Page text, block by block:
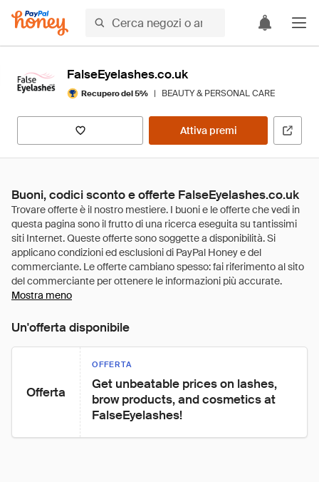
FalseEyelashes.co.uk
Recupero del 5% | BEAUTY & PERSONAL CARE
Attiva premi
Buoni, codici sconto e offerte FalseEyelashes.co.uk
Mostra meno
Un'offerta disponibile
Offerta
OFFERTA
Get unbeatable prices on lashes,
brow products, and cosmetics at
FalseEyelashes!